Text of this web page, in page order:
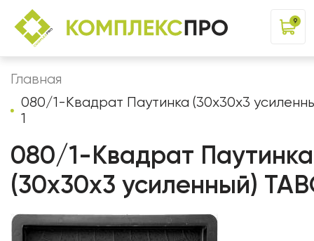
9
Главная
080/1-Квадрат Паутинка (30х30х3
1
080/1-Квадрат Паутинка
(30х30х3 усиленный)